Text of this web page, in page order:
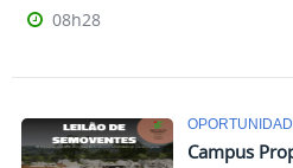
08h28
Campus